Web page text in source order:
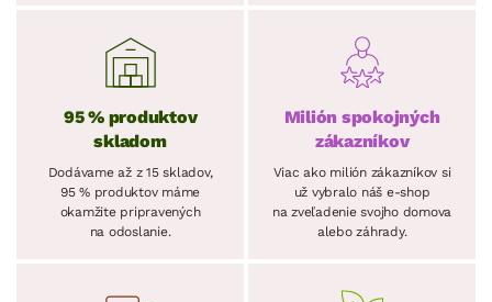
95 % produktov
skladom
Dodávame až z 15 skladov,
95 % produktov máme
okamžite pripravených
na odoslanie.
Milión spokojných
zákazníkov
Viac ako milión zákazníkov si
už vybralo náš e-shop
na zveľadenie svojho domova
alebo záhrady.